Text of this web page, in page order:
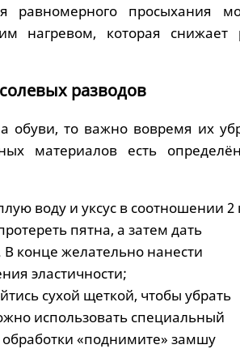
равномерного просыхания
нагревом, которая снижает
разводов
обуви, то важно вовремя их
материалов есть
воду и уксус в соотношении 2
пятна, а затем дать
конце желательно нанести
эластичности;
сухой щеткой, чтобы убрать
использовать специальный
«поднимите» замшу